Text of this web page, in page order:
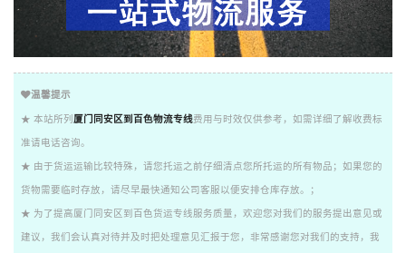
温馨提示
★ 本站所列 厦门同安区到百色物流专线费用与时效仅供参考，如需详细了解收费标
准请电话咨询。
★ 由于货运运输比较特殊，请您托运之前仔细清点您所托运的所有物品；如果您的
货物需要临时存放，请尽早最快通知公司客服以便安排仓库存放。；
★ 为了提高厦门同安区到百色货运专线服务质量，欢迎您对我们的服务提出意见或
建议，我们会认真对待并及时把处理意见汇报于您，非常感谢您对我们的支持，我